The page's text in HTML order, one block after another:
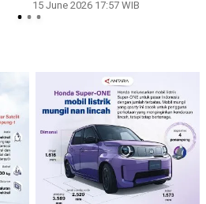
15 June 2026 17:57 WIB